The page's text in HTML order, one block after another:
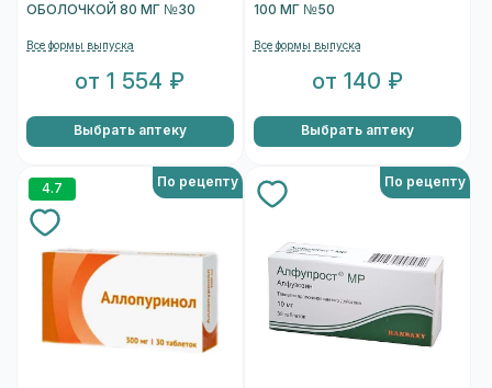
ОБОЛОЧКОЙ 80 МГ №30
Все формы выпуска
от 1 554 ₽
Выбрать аптеку
100 МГ №50
Все формы выпуска
от 140 ₽
Выбрать аптеку
4.7 По рецепту По рецепту